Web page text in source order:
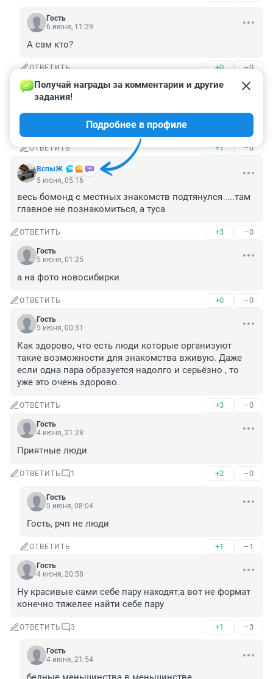
Гость
6 июня, 11:29
А сам кто?
ОТВЕТИТЬ +0 –0
Гость
10 июня, 14:18
а что вы минусуете, думать надо было а не ноги
расставлять. залетела вертись как хочешь.
ОТВЕТИТЬ +1 –0
ВспыЖ
Получай награды за комментарии и другие
задания!
Подробнее в профиле
5 июня, 05:16
весь бомонд с местных знакомств подтянулся ....там
главное не познакомиться, а туса
ОТВЕТИТЬ +3 –0
Гость
5 июня, 01:25
а на фото новосибирки
ОТВЕТИТЬ +0 –0
Гость
5 июня, 00:31
Как здорово, что есть люди которые организуют
такие возможности для знакомства вживую. Даже
если одна пара образуется надолго и серьёзно , то
уже это очень здорово.
ОТВЕТИТЬ +3 –0
Гость
4 июня, 21:28
Приятные люди
ОТВЕТИТЬ 1 +2 –0
Гость
5 июня, 08:04
Гость, рчп не люди
ОТВЕТИТЬ +1 –1
Гость
4 июня, 20:58
Ну красивые сами себе пару находят,а вот не формат
конечно тяжелее найти себе пару
ОТВЕТИТЬ 3 +1 –3
Гость
4 июня, 21:54